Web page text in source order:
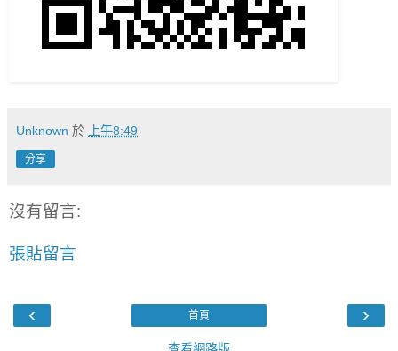
Unknown 於 上午8:49
分享
沒有留言:
張貼留言
‹ ›
首頁